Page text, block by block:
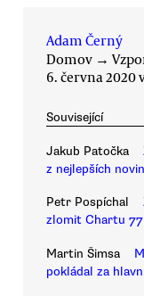
Adam Černý
Domov →
6. června 2020
Související
Jakub Patočka
z nejlepších
Petr Pospíchal
zlomit Chartu 77
Martin Šimsa
pokládal za